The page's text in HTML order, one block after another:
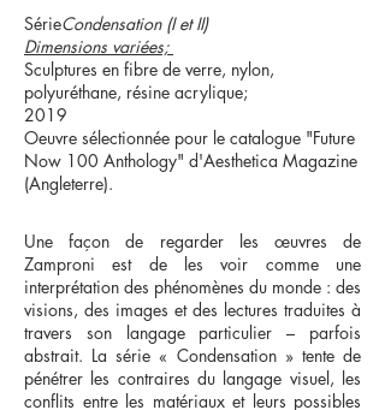
SérieCondensation (I et II)
Dimensions variées;
Sculptures en fibre de verre, nylon,
polyuréthane, résine acrylique;
2019
Oeuvre sélectionnée pour le catalogue "Future
Now 100 Anthology" d'Aesthetica Magazine
(Angleterre).
Une façon de regarder les œuvres de
Zamproni est de les voir comme une
interprétation des phénomènes du monde : des
visions, des images et des lectures traduites à
travers son langage particulier – parfois
abstrait. La série « Condensation » tente de
pénétrer les contraires du langage visuel, les
conflits entre les matériaux et leurs possibles